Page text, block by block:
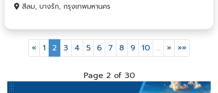
สีลม, บางรัก, กรุงเทพมหานคร
« 1 2 3 4 5 6 7 8 9 10 … » »»
Page 2 of 30